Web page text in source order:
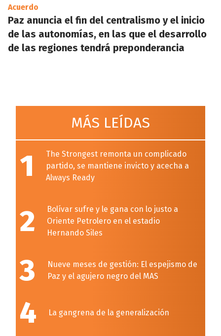
Acuerdo
Paz anuncia el fin del centralismo y el inicio
de las autonomías, en las que el desarrollo
de las regiones tendrá preponderancia
MÁS LEÍDAS
1
The Strongest remonta un complicado
partido, se mantiene invicto y acecha a
Always Ready
2
Bolívar sufre y le gana con lo justo a
Oriente Petrolero en el estadio
Hernando Siles
3
Nueve meses de gestión: El espejismo de
Paz y el agujero negro del MAS
4 La gangrena de la generalización